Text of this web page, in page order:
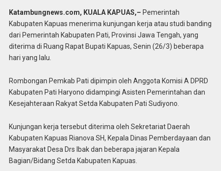
Katambungnews.com, KUALA KAPUAS,– Pemerintah
Kabupaten Kapuas menerima kunjungan kerja atau studi banding
dari Pemerintah Kabupaten Pati, Provinsi Jawa Tengah, yang
diterima di Ruang Rapat Bupati Kapuas, Senin (26/3) beberapa
hari yang lalu.
Rombongan Pemkab Pati dipimpin oleh Anggota Komisi A DPRD
Kabupaten Pati Haryono didampingi Asisten Pemerintahan dan
Kesejahteraan Rakyat Setda Kabupaten Pati Sudiyono.
Kunjungan kerja tersebut diterima oleh Sekretariat Daerah
Kabupaten Kapuas Rianova SH, Kepala Dinas Pemberdayaan dan
Masyarakat Desa Drs Ibak dan beberapa jajaran Kepala
Bagian/Bidang Setda Kabupaten Kapuas.